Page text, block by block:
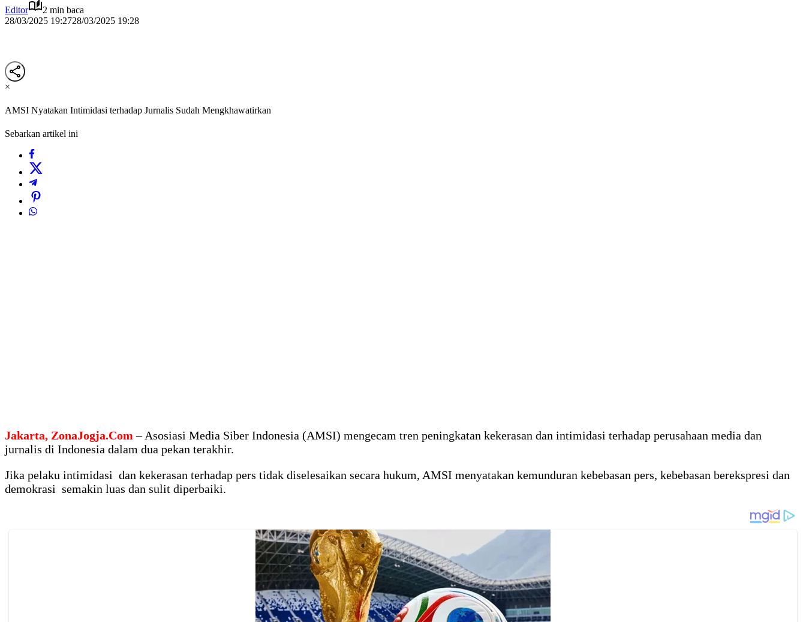
Editor
2 min baca
28/03/2025 19:2728/03/2025 19:28
×
AMSI Nyatakan Intimidasi terhadap Jurnalis Sudah Mengkhawatirkan
Sebarkan artikel ini
Jakarta, ZonaJogja.Com – Asosiasi Media Siber Indonesia (AMSI) mengecam tren peningkatan kekerasan dan intimidasi terhadap perusahaan media dan
jurnalis di Indonesia dalam dua pekan terakhir.
Jika pelaku intimidasi dan kekerasan terhadap pers tidak diselesaikan secara hukum, AMSI menyatakan kemunduran kebebasan pers, kebebasan berekspresi dan
demokrasi semakin luas dan sulit diperbaiki.